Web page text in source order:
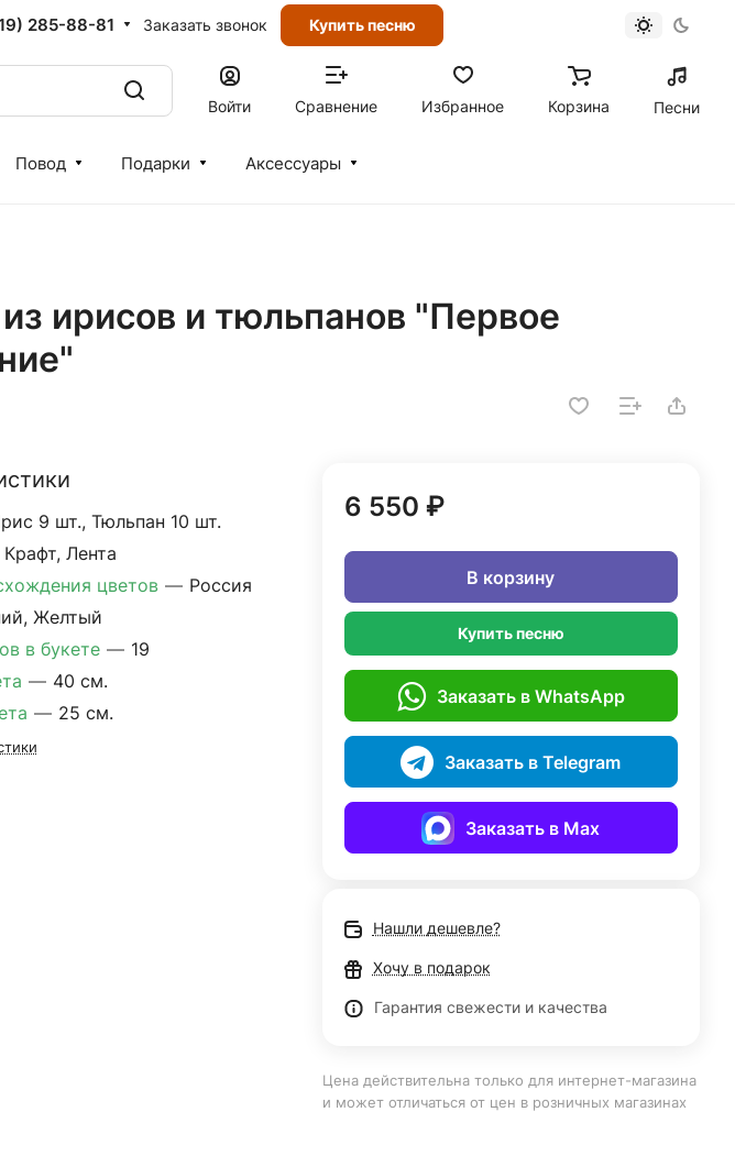
285-88-81 Заказать звонок Купить песню
Войти Сравнение Избранное Корзина Песни
Повод Подарки Аксессуары
ирисов и тюльпанов "Первое
9 шт., Тюльпан 10 шт.
Крафт, Лента
цветов — Россия
Желтый
в букете — 19
— 40 см.
— 25 см.
6 550 ₽
В корзину
Купить песню
Заказать в WhatsApp
Заказать в Telegram
Заказать в Max
Нашли дешевле?
Хочу в подарок
Гарантия свежести и качества
Цена действительна только для интернет-магазина
и может отличаться от цен в розничных магазинах